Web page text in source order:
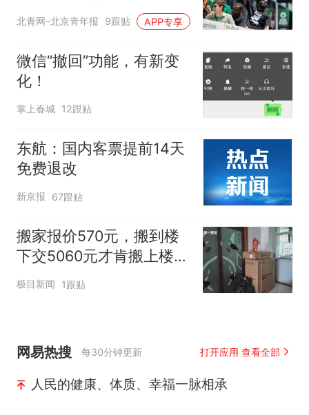
北青网-北京青年报 9跟贴 APP专享
微信“撤回”功能，有新变
化！
掌上春城 12跟贴
东航：国内客票提前14天
免费退改
新京报 67跟贴
搬家报价570元，搬到楼
下交5060元才肯搬上楼！
女子傻眼了
极目新闻 1跟贴
网易热搜 每30分钟更新 打开应用 查看全部
人民的健康、体质、幸福一脉相承